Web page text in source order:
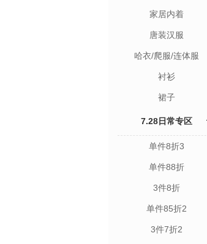
家居内着
唐装汉服
哈衣/爬服/连体服
衬衫
裙子
7.28日常专区
单件8折3
单件88折
3件8折
单件85折2
3件7折2